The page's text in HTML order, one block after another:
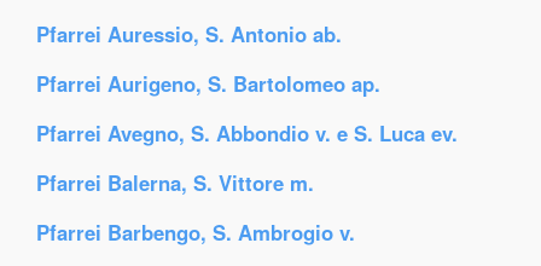
Pfarrei Auressio, S. Antonio ab.
Pfarrei Aurigeno, S. Bartolomeo ap.
Pfarrei Avegno, S. Abbondio v. e S. Luca ev.
Pfarrei Balerna, S. Vittore m.
Pfarrei Barbengo, S. Ambrogio v.